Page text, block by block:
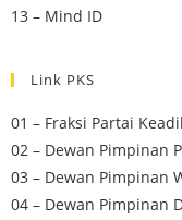
13 – Mind ID
Link PKS
01 – Fraksi Partai
02 – Dewan Pimpinan
03 – Dewan Pimpinan
04 – Dewan Pimpinan